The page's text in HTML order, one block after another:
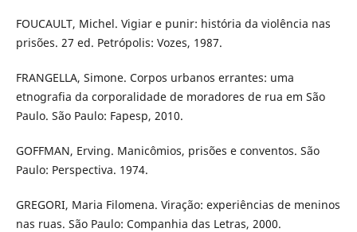
FOUCAULT, Michel. Vigiar e punir: história da violência nas
prisões. 27 ed. Petrópolis: Vozes, 1987.
FRANGELLA, Simone. Corpos urbanos errantes: uma
etnografia da corporalidade de moradores de rua em São
Paulo. São Paulo: Fapesp, 2010.
GOFFMAN, Erving. Manicômios, prisões e conventos. São
Paulo: Perspectiva. 1974.
GREGORI, Maria Filomena. Viração: experiências de meninos
nas ruas. São Paulo: Companhia das Letras, 2000.